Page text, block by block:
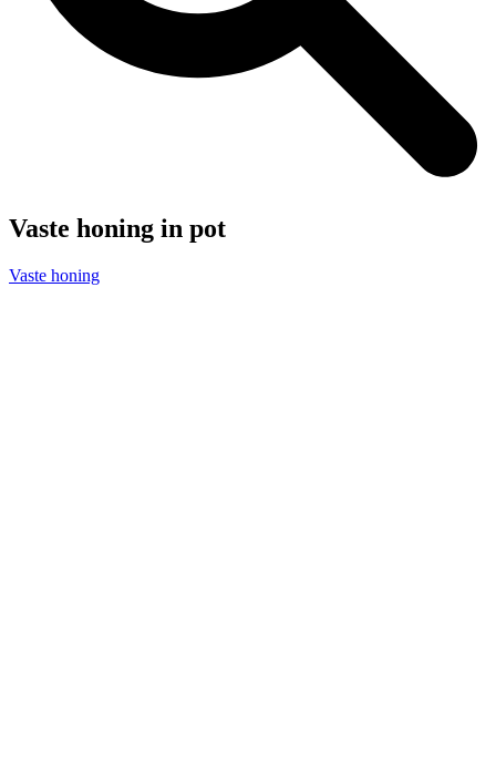
Vaste honing in pot
Vaste honing